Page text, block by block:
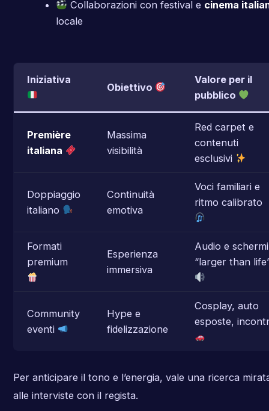
Collaborazioni con festival e cinema
locale
Iniziativa
Obiettivo
Valore per il
pubblico
Première
italiana
Massima
visibilità
Red carpet e
contenuti
esclusivi
Doppiaggio
italiano
Continuità
emotiva
Voci familiari e
ritmo calibrato
Formati
premium
Esperienza
immersiva
Audio e schermi
“larger than
Community
eventi
Hype e
fidelizzazione
Cosplay, auto
esposte,
Per anticipare il tono e l’energia, vale una ricerca
alle interviste con il regista.